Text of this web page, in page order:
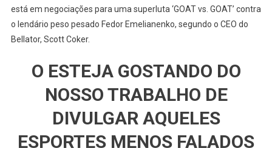
está em negociações para uma superluta ‘GOAT vs. GOAT’ contra
o lendário peso pesado Fedor Emelianenko, segundo o CEO do
Bellator, Scott Coker.
O ESTEJA GOSTANDO DO
NOSSO TRABALHO DE
DIVULGAR AQUELES
ESPORTES MENOS FALADOS